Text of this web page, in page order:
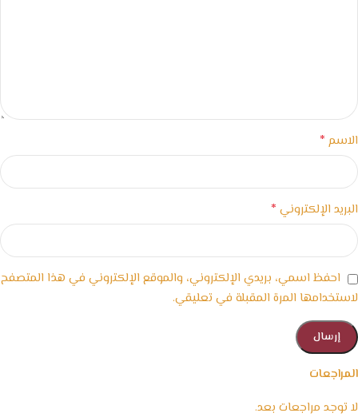
المراجعات
لا توجد مراجعات بعد.
الاسم *
البريد الإلكتروني *
احفظ اسمي، بريدي الإلكتروني، والموقع الإلكتروني في هذا المتصفح
لاستخدامها المرة المقبلة في تعليقي.